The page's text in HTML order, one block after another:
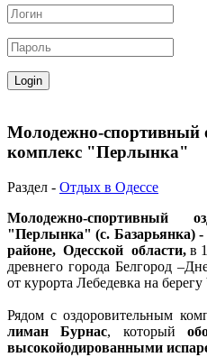
Молодежно-спортивный
комплекс "Перлынка"
Раздел - Отдых в Одессе
Молодежно-спортивный
"Перлынка" (с. Базарьянка) -
районе, Одесской области,в
древнего города Белгород
от курорта Лебедевка на
Рядом с оздоровительным
лиман Бурнас, который
высокойодированными